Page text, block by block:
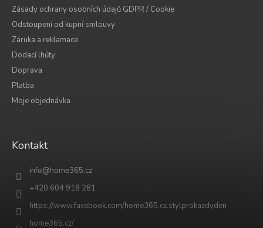
Zásady ochrany osobních údajů GDPR / Cookie
Odstoupení od kupní smlouvy
Záruka a reklamace
Dodací lhůty
Doprava
Platba
Moje objednávka
Kontakt
info@home365.cz
+420 604 918 281
https://www.facebook.com/home365.cz.stylprokazdyden
home365.cz/